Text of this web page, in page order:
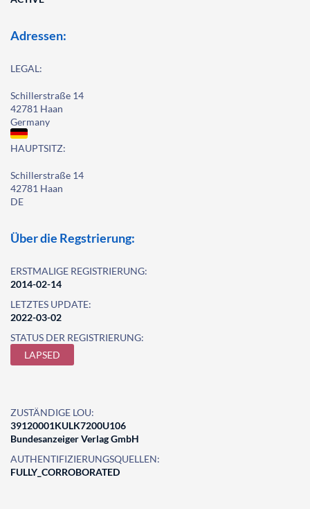
Adressen:
LEGAL:
Schillerstraße 14
42781 Haan
Germany
HAUPTSITZ:
Schillerstraße 14
42781 Haan
DE
Über die Regstrierung:
ERSTMALIGE REGISTRIERUNG:
2014-02-14
LETZTES UPDATE:
2022-03-02
STATUS DER REGISTRIERUNG:
LAPSED
ZUSTÄNDIGE LOU:
39120001KULK7200U106
Bundesanzeiger Verlag GmbH
AUTHENTIFIZIERUNGSQUELLEN:
FULLY_CORROBORATED